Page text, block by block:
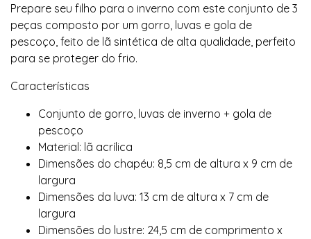
Prepare seu filho para o inverno com este conjunto de 3
peças composto por um gorro, luvas e gola de
pescoço, feito de lã sintética de alta qualidade, perfeito
para se proteger do frio.
Características
Conjunto de gorro, luvas de inverno + gola de
pescoço
Material: lã acrílica
Dimensões do chapéu: 8,5 cm de altura x 9 cm de
largura
Dimensões da luva: 13 cm de altura x 7 cm de
largura
Dimensões do lustre: 24,5 cm de comprimento x